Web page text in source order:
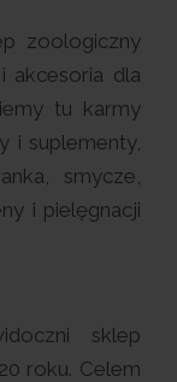
zoologiczny
akcesoria dla
tu karmy
i suplementy,
smycze,
i pielęgnacji
sklep
roku. Celem